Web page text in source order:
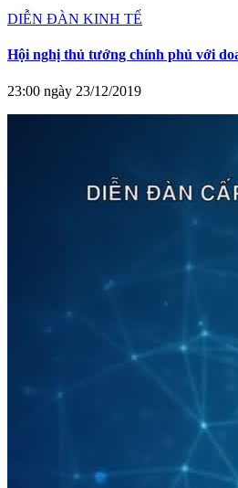
DIỄN ĐÀN KINH TẾ
Hội nghị thủ tướng chính phủ với
23:00 ngày 23/12/2019